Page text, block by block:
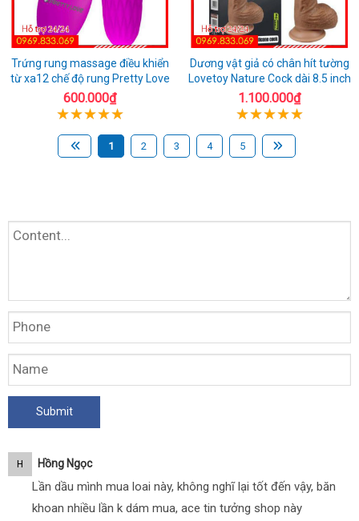
Trứng rung massage điều khiển
từ xa12 chế độ rung Pretty Love
600.000₫
Dương vật giả có chân hít tường
Lovetoy Nature Cock dài 8.5 inch
1.100.000₫
1 2 3 4 5
H Hồng Ngọc
Lần dầu mình mua loai này, không nghĩ lại tốt đến vậy, băn
khoan nhiều lần k dám mua, ace tin tưởng shop này